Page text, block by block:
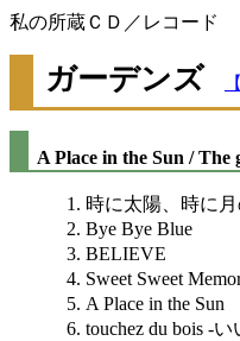
私の所蔵ＣＤ／レコード
ガーデンズ
A Place in the Sun / The
時に太陽、時に
Bye Bye Blue
BELIEVE
Sweet Sweet
A Place in the Sun
touchez du bois -